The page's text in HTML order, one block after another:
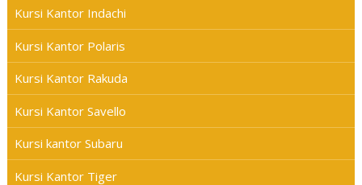
Kursi Kantor Indachi
Kursi Kantor Polaris
Kursi Kantor Rakuda
Kursi Kantor Savello
Kursi kantor Subaru
Kursi Kantor Tiger